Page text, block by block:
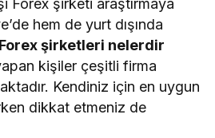
Forex şirketi araştırmaya
hem de yurt dışında
şirketleri nelerdir
kişiler çeşitli firma
Kendiniz için en uygun
dikkat etmeniz de